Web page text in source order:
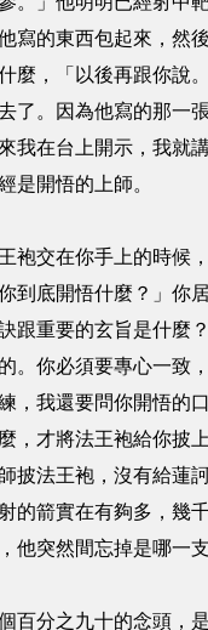
寫的東西包起來，然
麼，「以後再跟你說
了。因為他寫的那一
我在台上開示，我就
是開悟的上師。
袍交在你手上的時候
到底開悟什麼？」你
跟重要的玄旨是什麼
。你必須要專心一致
，我還要問你開悟的
，才將法王袍給你披
披法王袍，沒有給蓮
的箭實在有夠多，幾
他突然間忘掉是哪一支
百分之九十的念頭，